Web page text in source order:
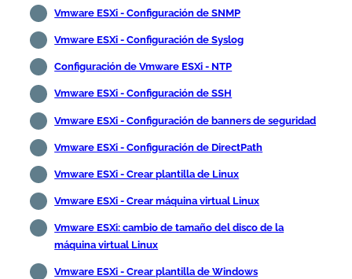
Vmware ESXi - Configuración de SNMP
Vmware ESXi - Configuración de Syslog
Configuración de Vmware ESXi - NTP
Vmware ESXi - Configuración de SSH
Vmware ESXi - Configuración de banners de seguridad
Vmware ESXi - Configuración de DirectPath
Vmware ESXi - Crear plantilla de Linux
Vmware ESXi - Crear máquina virtual Linux
Vmware ESXi: cambio de tamaño del disco de la
máquina virtual Linux
Vmware ESXi - Crear plantilla de Windows